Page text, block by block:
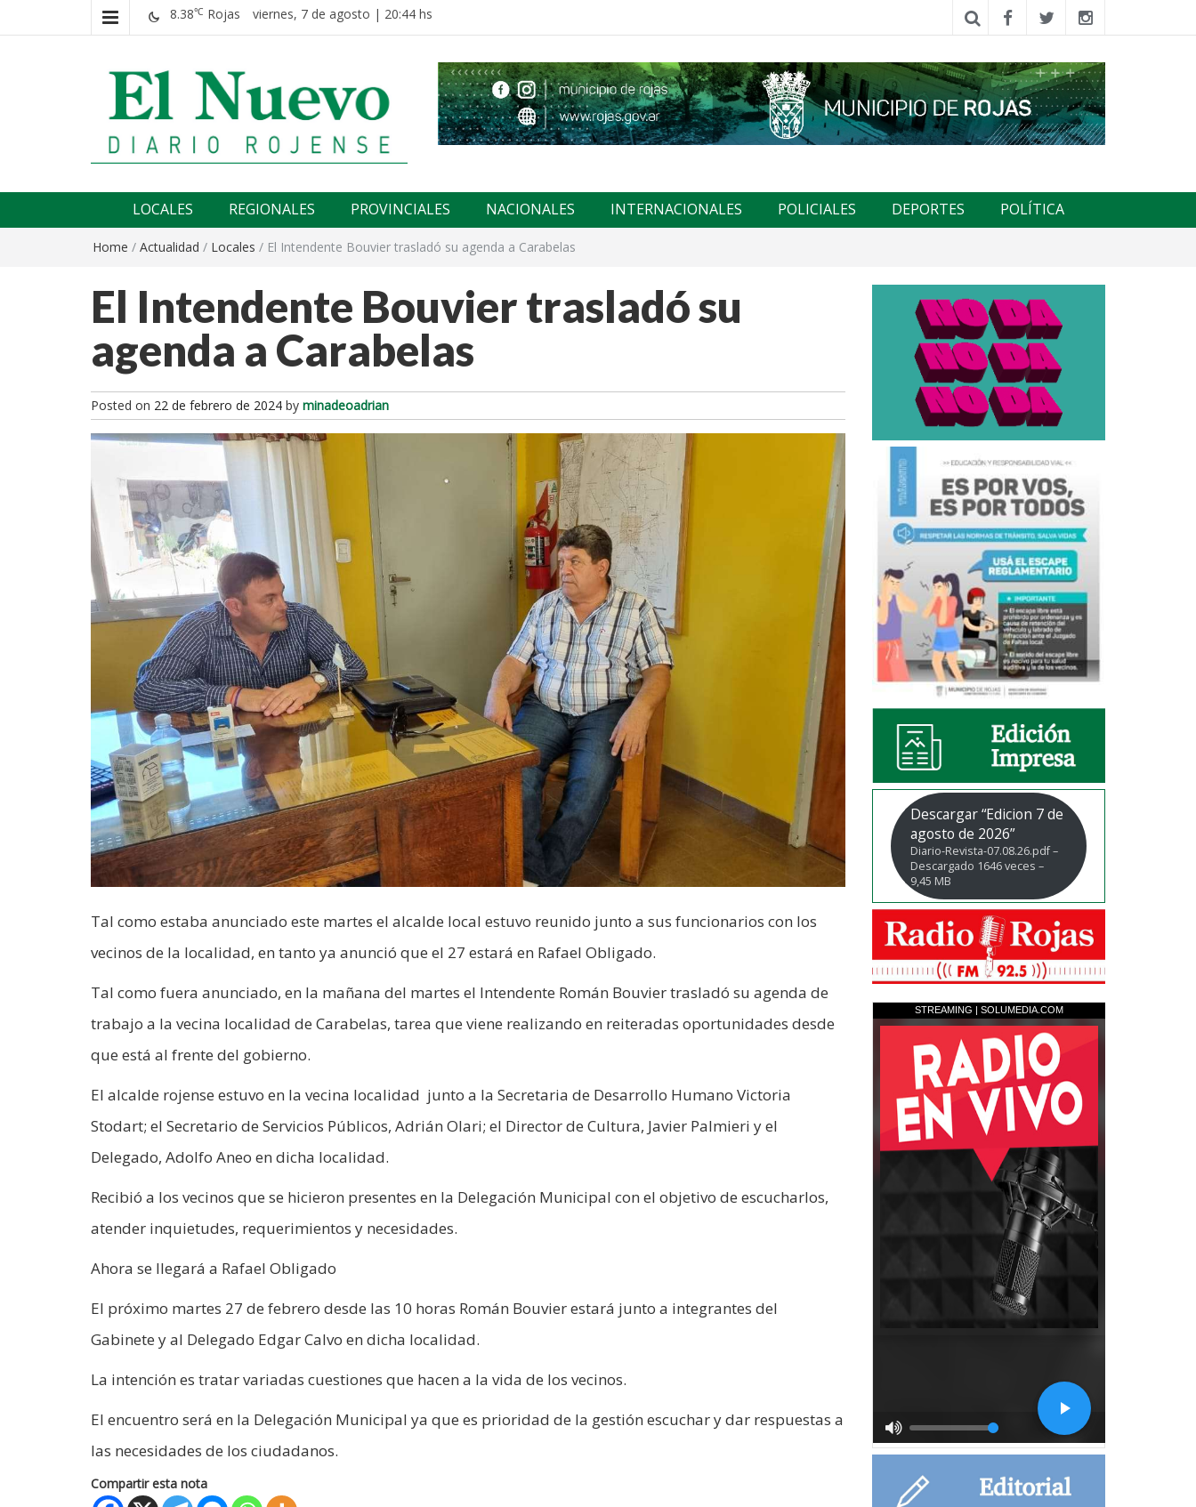
8.38℃ Rojas viernes, 7 de agosto | 20:44 hs
El nuevo rojense
LOCALES REGIONALES PROVINCIALES NACIONALES INTERNACIONALES POLICIALES DEPORTES POLÍTICA
Home / Actualidad / Locales / El Intendente Bouvier trasladó su agenda a Carabelas
El Intendente Bouvier trasladó su
agenda a Carabelas
Posted on 22 de febrero de 2024 by minadeoadrian
Tal como estaba anunciado este martes el alcalde local estuvo reunido junto a sus funcionarios con los
vecinos de la localidad, en tanto ya anunció que el 27 estará en Rafael Obligado.
Tal como fuera anunciado, en la mañana del martes el Intendente Román Bouvier trasladó su agenda de
trabajo a la vecina localidad de Carabelas, tarea que viene realizando en reiteradas oportunidades desde
que está al frente del gobierno.
El alcalde rojense estuvo en la vecina localidad junto a la Secretaria de Desarrollo Humano Victoria
Stodart; el Secretario de Servicios Públicos, Adrián Olari; el Director de Cultura, Javier Palmieri y el
Delegado, Adolfo Aneo en dicha localidad.
Recibió a los vecinos que se hicieron presentes en la Delegación Municipal con el objetivo de escucharlos,
atender inquietudes, requerimientos y necesidades.
Ahora se llegará a Rafael Obligado
El próximo martes 27 de febrero desde las 10 horas Román Bouvier estará junto a integrantes del
Gabinete y al Delegado Edgar Calvo en dicha localidad.
La intención es tratar variadas cuestiones que hacen a la vida de los vecinos.
El encuentro será en la Delegación Municipal ya que es prioridad de la gestión escuchar y dar respuestas a
las necesidades de los ciudadanos.
Compartir esta nota
Descargar “Edicion 7 de
agosto de 2026”
Diario-Revista-07.08.26.pdf –
Descargado 1646 veces –
9,45 MB